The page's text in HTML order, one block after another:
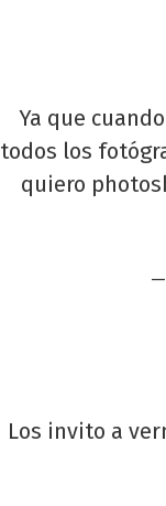
Ya que
todos los
quiero
—
Los invito a